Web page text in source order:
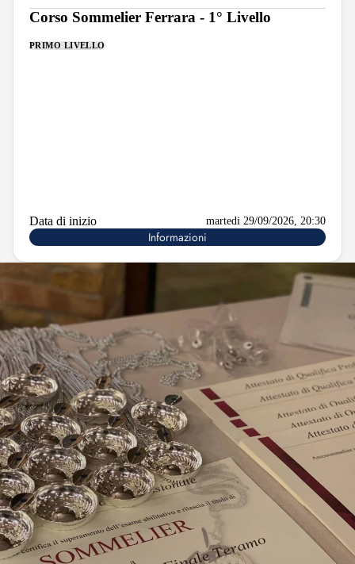
Corso Sommelier Ferrara - 1° Livello
PRIMO LIVELLO
Data di inizio martedi 29/09/2026, 20:30
Informazioni